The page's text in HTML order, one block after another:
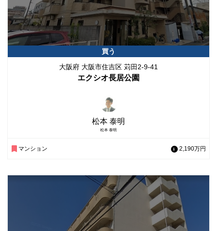
買う
大阪府 大阪市住吉区 苅田2-9-41
エクシオ長居公園
松本 泰明
松本 泰明
マンション 2,190万円